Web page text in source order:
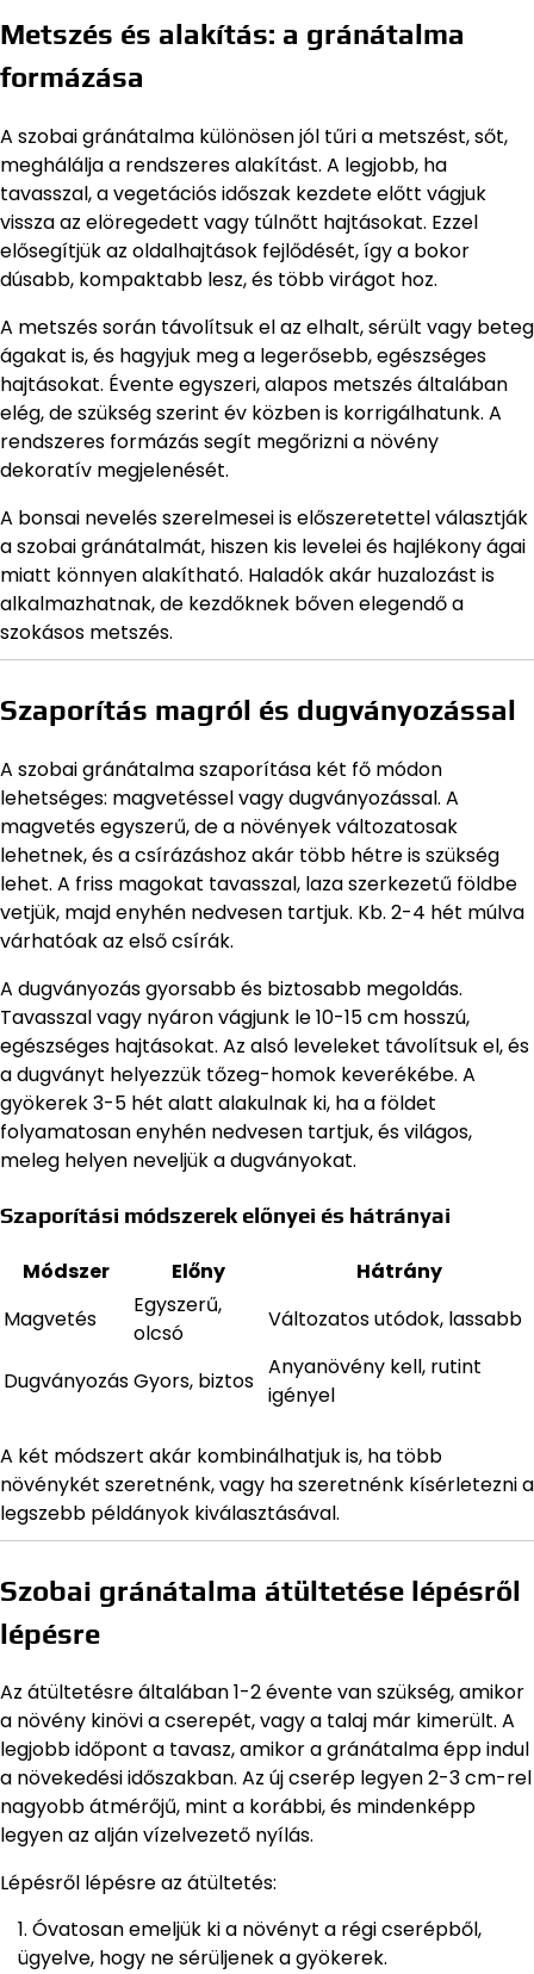
Metszés és alakítás: a gránátalma
formázása
A szobai gránátalma különösen jól tűri a metszést, sőt,
meghálálja a rendszeres alakítást. A legjobb, ha
tavasszal, a vegetációs időszak kezdete előtt vágjuk
vissza az elöregedett vagy túlnőtt hajtásokat. Ezzel
elősegítjük az oldalhajtások fejlődését, így a bokor
dúsabb, kompaktabb lesz, és több virágot hoz.
A metszés során távolítsuk el az elhalt, sérült vagy beteg
ágakat is, és hagyjuk meg a legerősebb, egészséges
hajtásokat. Évente egyszeri, alapos metszés általában
elég, de szükség szerint év közben is korrigálhatunk. A
rendszeres formázás segít megőrizni a növény
dekoratív megjelenését.
A bonsai nevelés szerelmesei is előszeretettel választják
a szobai gránátalmát, hiszen kis levelei és hajlékony ágai
miatt könnyen alakítható. Haladók akár huzalozást is
alkalmazhatnak, de kezdőknek bőven elegendő a
szokásos metszés.
Szaporítás magról és dugványozással
A szobai gránátalma szaporítása két fő módon
lehetséges: magvetéssel vagy dugványozással. A
magvetés egyszerű, de a növények változatosak
lehetnek, és a csírázáshoz akár több hétre is szükség
lehet. A friss magokat tavasszal, laza szerkezetű földbe
vetjük, majd enyhén nedvesen tartjuk. Kb. 2-4 hét múlva
várhatóak az első csírák.
A dugványozás gyorsabb és biztosabb megoldás.
Tavasszal vagy nyáron vágjunk le 10-15 cm hosszú,
egészséges hajtásokat. Az alsó leveleket távolítsuk el, és
a dugványt helyezzük tőzeg-homok keverékébe. A
gyökerek 3-5 hét alatt alakulnak ki, ha a földet
folyamatosan enyhén nedvesen tartjuk, és világos,
meleg helyen neveljük a dugványokat.
Szaporítási módszerek előnyei és hátrányai
Módszer Előny
Hátrány
Magvetés
Egyszerű,
olcsó
Változatos utódok, lassabb
DugványozásGyors, biztos
Anyanövény kell, rutint
igényel
A két módszert akár kombinálhatjuk is, ha több
növénykét szeretnénk, vagy ha szeretnénk kísérletezni a
legszebb példányok kiválasztásával.
Szobai gránátalma átültetése lépésről
lépésre
Az átültetésre általában 1-2 évente van szükség, amikor
a növény kinövi a cserepét, vagy a talaj már kimerült. A
legjobb időpont a tavasz, amikor a gránátalma épp indul
a növekedési időszakban. Az új cserép legyen 2-3 cm-rel
nagyobb átmérőjű, mint a korábbi, és mindenképp
legyen az alján vízelvezető nyílás.
Lépésről lépésre az átültetés:
Óvatosan emeljük ki a növényt a régi cserépből,
ügyelve, hogy ne sérüljenek a gyökerek.